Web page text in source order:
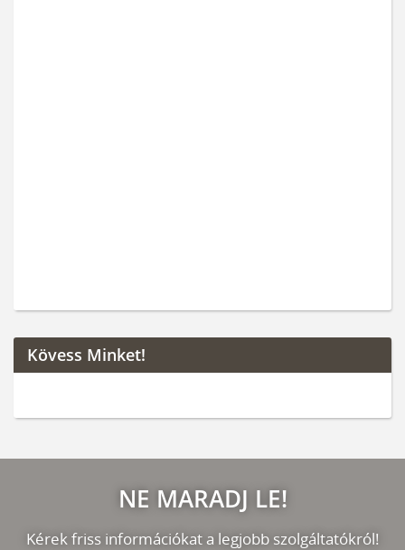
Kövess Minket!
NE MARADJ LE!
Kérek friss információkat a legjobb szolgáltatókról!